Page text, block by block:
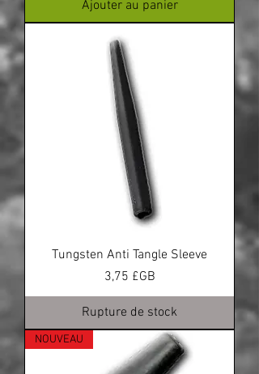
Ajouter au panier
Tungsten Anti Tangle Sleeve
Prix
3,75 £GB
Rupture de stock
NOUVEAU